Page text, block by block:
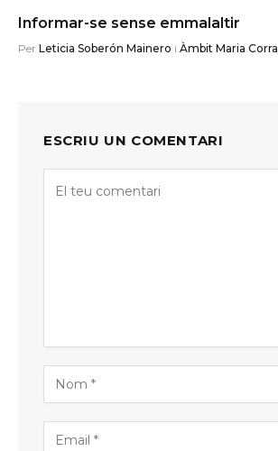
Informar-se sense emmalaltir
Per Leticia Soberón Mainero i Àmbit Maria Corral
ESCRIU UN COMENTARI